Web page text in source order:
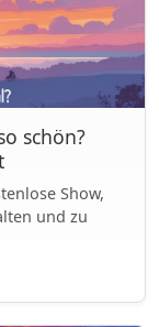
schön?
Show,
und zu